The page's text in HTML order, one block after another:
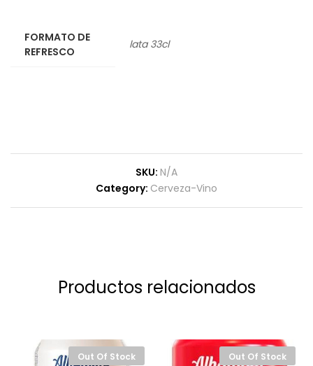
FORMATO DE
REFRESCO
lata 33cl
SKU: N/A
Category: Cerveza-Vino
Productos relacionados
Out Of Stock Out Of Stock